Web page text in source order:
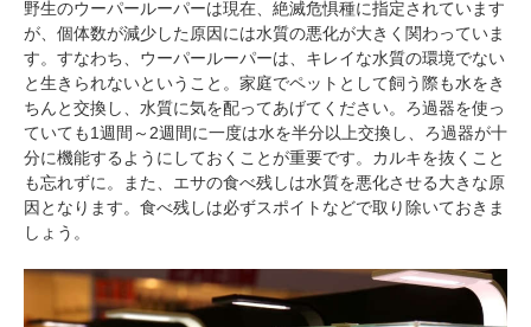
野生のウーパールーパーは現在、絶滅危惧種に指定されています
が、個体数が減少した原因には水質の悪化が大きく関わっていま
す。すなわち、ウーパールーパーは、キレイな水質の環境でない
と生きられないということ。家庭でペットとして飼う際も水をき
ちんと交換し、水質に気を配ってあげてください。ろ過器を使っ
ていても1週間～2週間に一度は水を半分以上交換し、ろ過器が十
分に機能するようにしておくことが重要です。カルキを抜くこと
も忘れずに。また、エサの食べ残しは水質を悪化させる大きな原
因となります。食べ残しは必ずスポイトなどで取り除いておきま
しょう。
閉じる
アプリで開く